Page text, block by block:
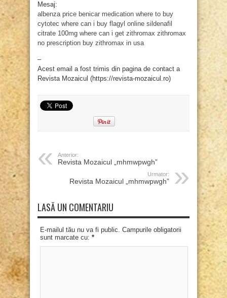
Mesaj:
albenza price benicar medication where to buy
cytotec where can i buy flagyl online sildenafil
citrate 100mg where can i get zithromax zithromax
no prescription buy zithromax in usa
–
Acest email a fost trimis din pagina de contact a
Revista Mozaicul (https://revista-mozaicul.ro)
Anterior:
Revista Mozaicul „mhmwpwgh”
Urmator:
Revista Mozaicul „mhmwpwgh”
LASĂ UN COMENTARIU
E-mailul tău nu va fi public. Campurile obligatorii
sunt marcate cu: *